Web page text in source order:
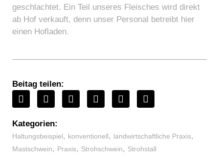
geschlachtet. Ein Teil unseres Fleisches wird direkt
ab Hof verkauft, denn unser Personal betreibt hier
einen Hofladen.
Beitag teilen:
Kategorien:
Haltungsbeispiel, konventionell, landwirtschaftliche Praxis,
Mastschwein, Praxis, Strohschwein, Strohstall